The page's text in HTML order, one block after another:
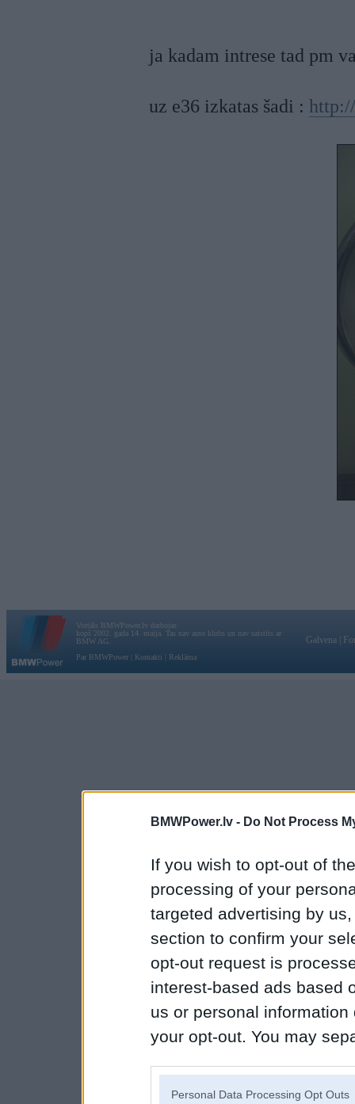
BMWPower.lv - Do Not Process
If you wish to opt-out of
processing of your
targeted advertising by
section to confirm your
opt-out request is
interest-based ads based
us or personal
your opt-out. You may
Personal Data Processing Opt Outs
ja kadam intrese tad pm
uz e36 izkatas šadi :
Vortāls BMWPower.lv darbojas
kopš 2002. gada 14. maija. Tas nav auto klubs un nav saistīts ar
BMW AG.
Par BMWPower
Kontakti Reklāma
Galvena